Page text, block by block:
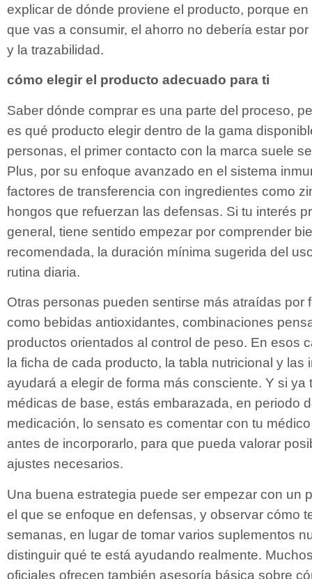
explicar de dónde proviene el producto, porque
que vas a consumir, el ahorro no debería estar
y la trazabilidad.
cómo elegir el producto adecuado para ti
Saber dónde comprar es una parte del proceso,
es qué producto elegir dentro de la gama
personas, el primer contacto con la marca suele
Plus, por su enfoque avanzado en el sistema
factores de transferencia con ingredientes como
hongos que refuerzan las defensas. Si tu interés
general, tiene sentido empezar por comprender
recomendada, la duración mínima sugerida del
rutina diaria.
Otras personas pueden sentirse más atraídas por
como bebidas antioxidantes, combinaciones
productos orientados al control de peso. En esos
la ficha de cada producto, la tabla nutricional y las
ayudará a elegir de forma más consciente. Y si ya
médicas de base, estás embarazada, en periodo
medicación, lo sensato es comentar con tu
antes de incorporarlo, para que pueda valorar
ajustes necesarios.
Una buena estrategia puede ser empezar con un
el que se enfoque en defensas, y observar cómo
semanas, en lugar de tomar varios suplementos
distinguir qué te está ayudando realmente.
oficiales ofrecen también asesoría básica sobre